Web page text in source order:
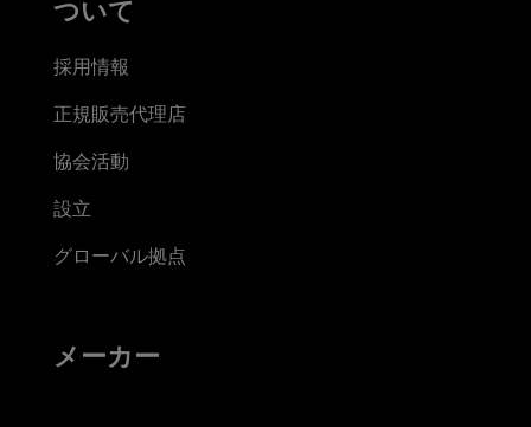
ついて
採用情報
正規販売代理店
協会活動
設立
グローバル拠点
メーカー